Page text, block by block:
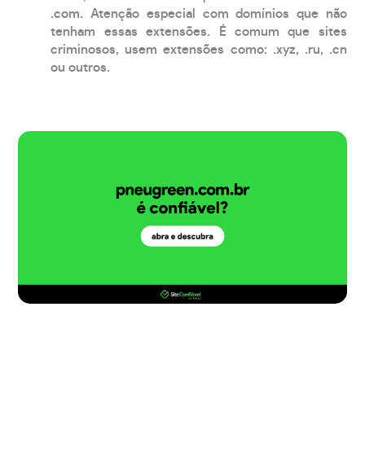
.com. Atenção especial com domínios que não
tenham essas extensões. É comum que sites
criminosos, usem extensões como: .xyz, .ru, .cn
ou outros.